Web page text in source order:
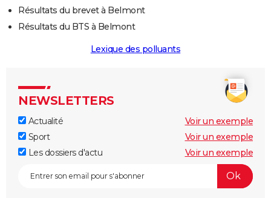
Résultats du brevet à Belmont
Résultats du BTS à Belmont
Lexique des polluants
NEWSLETTERS
Actualité
Voir un exemple
Sport
Voir un exemple
Les dossiers d'actu
Voir un exemple